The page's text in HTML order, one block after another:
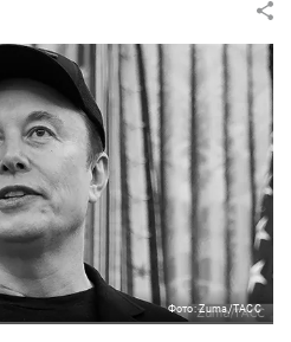
Фото: Zuma/ТАСС